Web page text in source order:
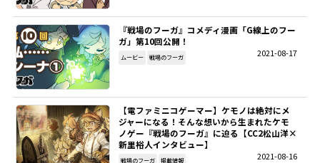
『戦場のフーガ』コメディ漫画「G線上のフー
ガ」第10回公開！
2021-08-17
ムービー 戦場のフーガ
【電ファミニコゲーマー】ケモノは絶対にメ
ジャーになる！そんな想いから生まれたケモ
ノゲー『戦場のフーガ』に迫る【CC2松山洋×
新里裕人インタビュー】
2021-08-16
戦場のフーガ 掲載情報